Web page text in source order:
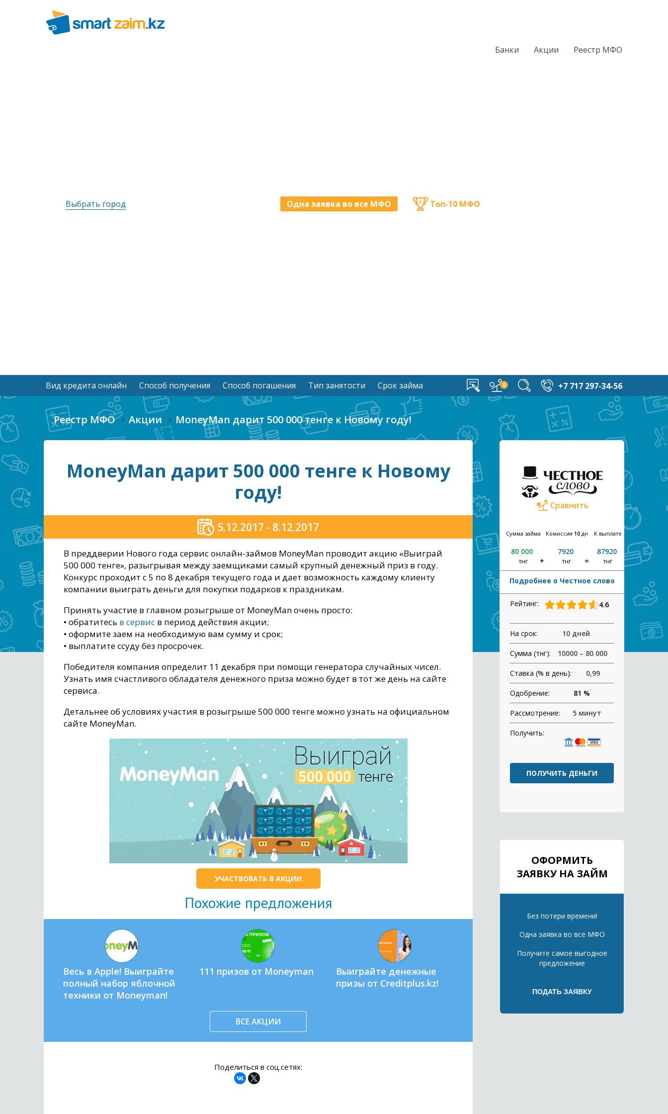
Выбрать город Одна заявка во все МФО Топ-10 МФО
Банки Акции Реестр МФО
Вид кредита онлайн Способ получения Способ погашения Тип занятости Срок займа +7 717 297-34-56
Реестр МФО Акции MoneyMan дарит 500 000 тенге к Новому году!
MoneyMan дарит 500 000 тенге к Новому
году!
5.12.2017 - 8.12.2017
В преддверии Нового года сервис онлайн-займов MoneyMan проводит акцию «Выиграй
500 000 тенге», разыгрывая между заемщиками самый крупный денежный приз в году.
Конкурс проходит с 5 по 8 декабря текущего года и дает возможность каждому клиенту
компании выиграть деньги для покупки подарков к праздникам.
Принять участие в главном розыгрыше от MoneyMan очень просто:
• обратитесь в сервис в период действия акции;
• оформите заем на необходимую вам сумму и срок;
• выплатите ссуду без просрочек.
Победителя компания определит 11 декабря при помощи генератора случайных чисел.
Узнать имя счастливого обладателя денежного приза можно будет в тот же день на сайте
сервиса.
Детальнее об условиях участия в розыгрыше 500 000 тенге можно узнать на официальном
сайте MoneyMan.
УЧАСТВОВАТЬ В АКЦИИ
Похожие предложения
Весь в Apple! Выиграйте
полный набор яблочной
техники от Moneyman!
111 призов от Moneyman
Выиграйте денежные
призы от Creditplus.kz!
ВСЕ АКЦИИ
Поделиться в соц.сетях:
Сравнить
Сумма займа
80 000
тнг
Комиссия 10дн
7920
тнг
К выплате
87920
тнг
Подробнее о Честное слово
Рейтинг: 4.6
На срок: 10 дней
Сумма (тнг): 10000 – 80 000
Ставка (% в день): 0,99
Одобрение: 81 %
Рассмотрение: 5 минут
Получить:
ПОЛУЧИТЬ ДЕНЬГИ
ОФОРМИТЬ
ЗАЯВКУ НА ЗАЙМ
Без потери времени!
Одна заявка во все МФО
Получите самое выгодное
предложение